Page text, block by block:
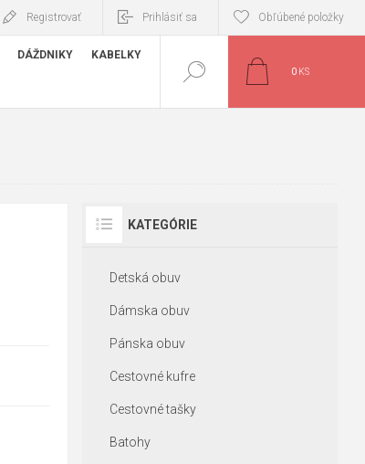
Registrovať Prihlásiť sa Obľúbené položky
DÁŽDNIKY KABELKY
0 KS
KATEGÓRIE
Detská obuv
Dámska obuv
Pánska obuv
Cestovné kufre
Cestovné tašky
Batohy